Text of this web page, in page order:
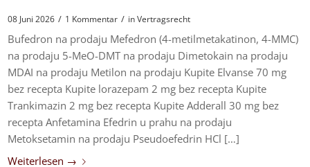
08 Juni 2026 / 1 Kommentar / inVertragsrecht
Bufedron na prodaju Mefedron (4-metilmetakatinon, 4-MMC)
na prodaju 5-MeO-DMT na prodaju Dimetokain na prodaju
MDAI na prodaju Metilon na prodaju Kupite Elvanse 70 mg
bez recepta Kupite lorazepam 2 mg bez recepta Kupite
Trankimazin 2 mg bez recepta Kupite Adderall 30 mg bez
recepta Anfetamina Efedrin u prahu na prodaju
Metoksetamin na prodaju Pseudoefedrin HCl […]
Weiterlesen →